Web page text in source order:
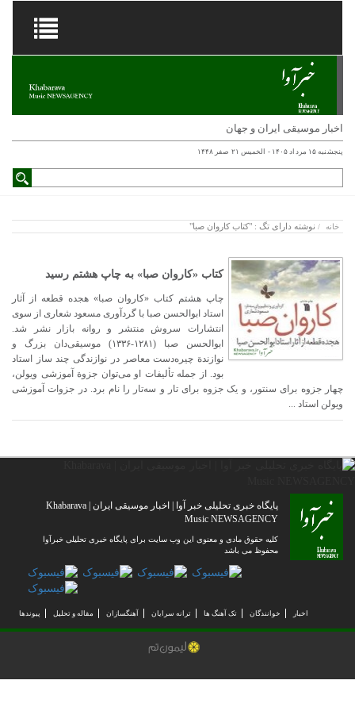
اخبار موسیقی ایران و جهان
پنجشنبه ۱۵ مرداد ۱۴۰۵ - الخميس ۲۱ صفر ۱۴۴۸
خانه /نوشته دارای تگ : "کتاب کاروان صبا"
کتاب «کاروان صبا» به چاپ هشتم رسید
چاپ هشتم کتاب «کاروان صبا» هجده قطعه از آثار
استاد ابوالحسن صبا با گردآوری مسعود شعاری از سوی
انتشارات سروش منتشر و روانه بازار نشر شد.
ابوالحسن صبا (۱۲۸۱-۱۳۳۶) موسیقی‌دان بزرگ و
نوازندة چیره‌دست معاصر در نوازندگی چند ساز استاد
بود. از جمله تألیفات او می‌توان جزوة آموزشی ویولن،
چهار جزوه برای سنتور، و یک جزوه برای تار و سه‌تار را نام برد. در جزوات آموزشی
ویولن استاد ...
پایگاه خبری تحلیلی خبر آوا | اخبار موسیقی ایران | Khabarava
Music NEWSAGENCY
کلیه حقوق مادی و معنوی این وب سایت برای پایگاه خبری تحلیلی خبرآوا
محفوظ می باشد
خوانندگان تک آهنگ ها ترانه سرایان آهنگسازان مقاله و تحلیل پیوندها